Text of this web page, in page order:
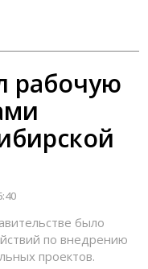
рабочую
было
по внедрению
проектов.